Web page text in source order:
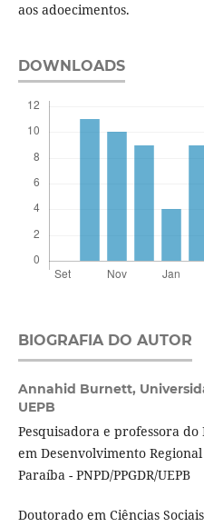
aos adoecimentos.
DOWNLOADS
BIOGRAFIA DO AUTOR
Annahid Burnett,
UEPB
Pesquisadora e professora
em Desenvolvimento
Paraíba - PNPD/PPGDR/UEPB
Doutorado em Ciências